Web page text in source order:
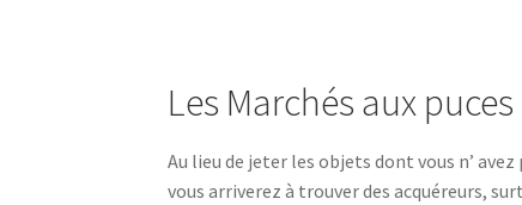
Les Marchés aux puces
Au lieu de jeter les objets dont vous n’
vous arriverez à trouver des acquéreurs,